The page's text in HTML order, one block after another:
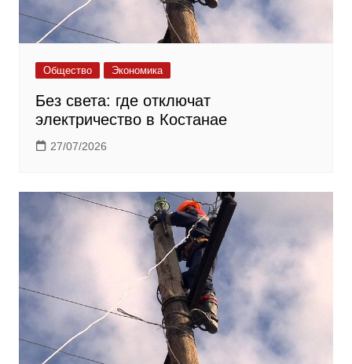
Общество Экономика
Без света: где отключат
электричество в Костанае
27/07/2026